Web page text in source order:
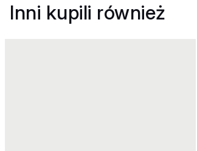
Inni kupili również